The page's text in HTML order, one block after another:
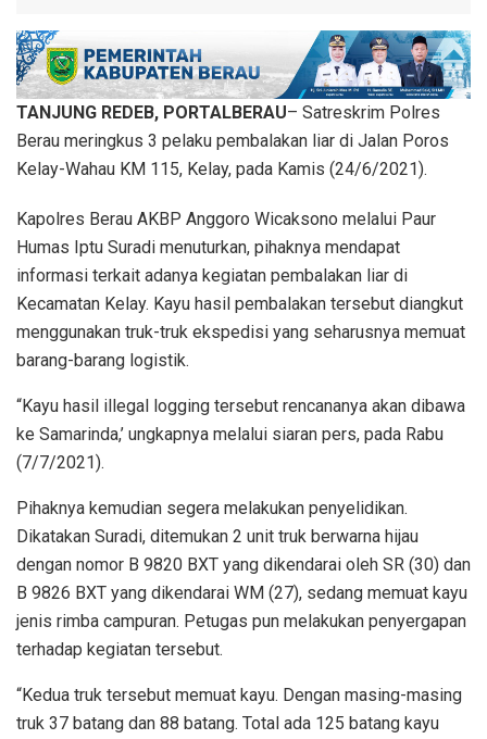
TANJUNG REDEB, PORTALBERAU– Satreskrim Polres
Berau meringkus 3 pelaku pembalakan liar di Jalan Poros
Kelay-Wahau KM 115, Kelay, pada Kamis (24/6/2021).
Kapolres Berau AKBP Anggoro Wicaksono melalui Paur
Humas Iptu Suradi menuturkan, pihaknya mendapat
informasi terkait adanya kegiatan pembalakan liar di
Kecamatan Kelay. Kayu hasil pembalakan tersebut diangkut
menggunakan truk-truk ekspedisi yang seharusnya memuat
barang-barang logistik.
“Kayu hasil illegal logging tersebut rencananya akan dibawa
ke Samarinda,’ ungkapnya melalui siaran pers, pada Rabu
(7/7/2021).
Pihaknya kemudian segera melakukan penyelidikan.
Dikatakan Suradi, ditemukan 2 unit truk berwarna hijau
dengan nomor B 9820 BXT yang dikendarai oleh SR (30) dan
B 9826 BXT yang dikendarai WM (27), sedang memuat kayu
jenis rimba campuran. Petugas pun melakukan penyergapan
terhadap kegiatan tersebut.
“Kedua truk tersebut memuat kayu. Dengan masing-masing
truk 37 batang dan 88 batang. Total ada 125 batang kayu